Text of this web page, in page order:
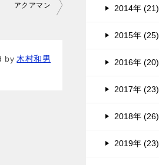
アクアマン
by 木村和男
2014年 (21)
2015年 (25)
2016年 (20)
2017年 (23)
2018年 (26)
2019年 (23)